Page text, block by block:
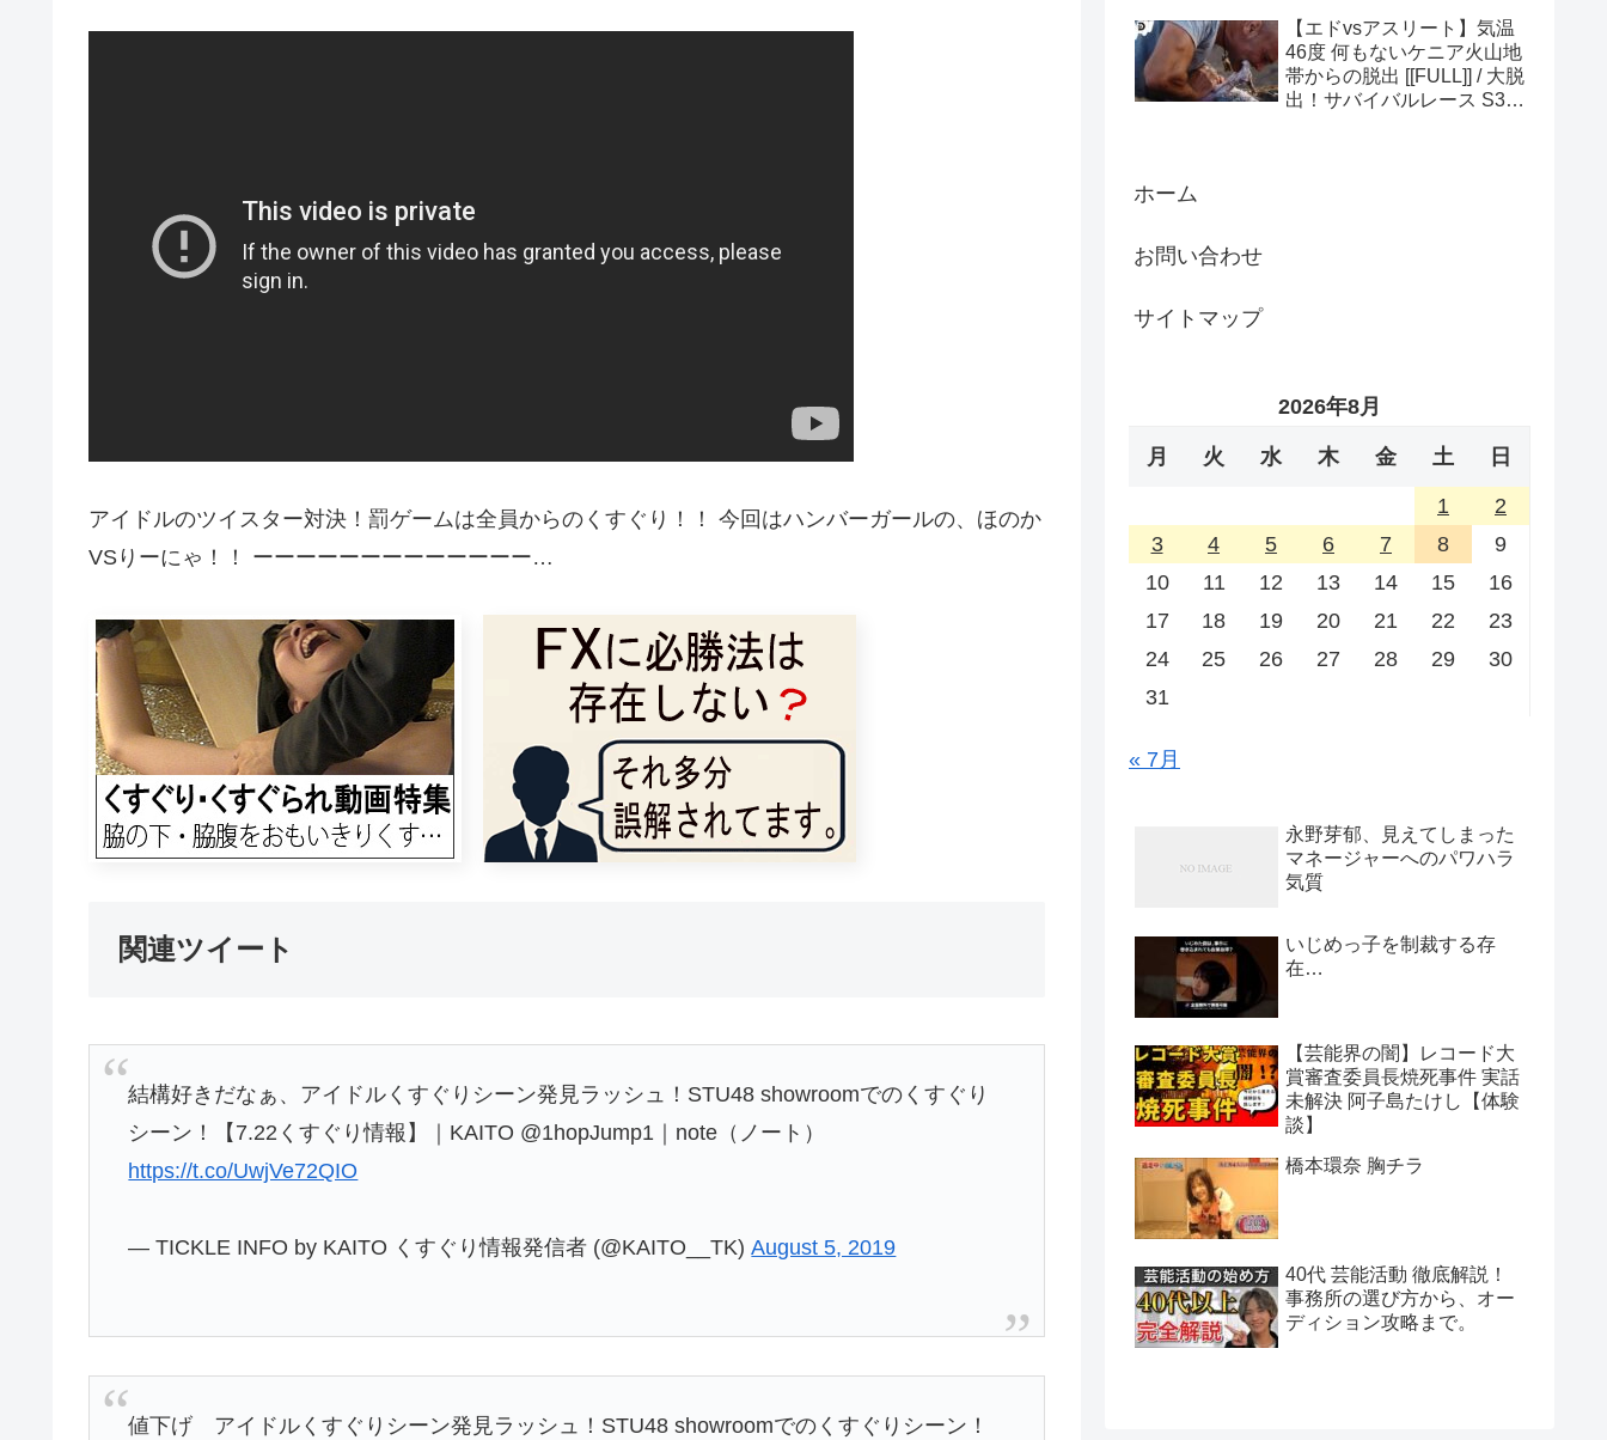
アイドルのツイスター対決！罰ゲームは全員からのくすぐり！！ 今回はハンバーガールの、ほのか
VSりーにゃ！！ ーーーーーーーーーーーーー…
関連ツイート
結構好きだなぁ、アイドルくすぐりシーン発見ラッシュ！STU48 showroomでのくすぐり
シーン！【7.22くすぐり情報】｜KAITO @1hopJump1｜note（ノート）
https://t.co/UwjVe72QIO
— TICKLE INFO by KAITO くすぐり情報発信者 (@KAITO__TK)August 5, 2019
値下げ アイドルくすぐりシーン発見ラッシュ！STU48 showroomでのくすぐりシーン！
【エドvsアスリート】気温
46度 何もないケニア火山地
帯からの脱出 [[FULL]] / 大脱
出！サバイバルレース S3
ホーム
お問い合わせ
サイトマップ
2026年8月
月 火 水 木 金 土 日
1
2
3
4 5 6 7 8
9
10
11 12 13 14 15
16
17
18 19 20 21 22
23
24
25 26 27 28 29
30
31
« 7月
永野芽郁、見えてしまった
マネージャーへのパワハラ
気質
いじめっ子を制裁する存
在…
【芸能界の闇】レコード大
賞審査委員長焼死事件 実話
未解決 阿子島たけし【体験
談】
橋本環奈 胸チラ
40代 芸能活動 徹底解説！
事務所の選び方から、オー
ディション攻略まで。